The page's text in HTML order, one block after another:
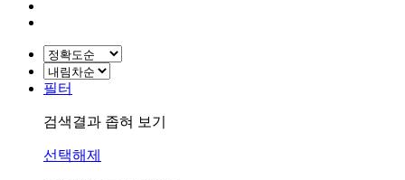
필터
검색결과 좁혀 보기
선택해제